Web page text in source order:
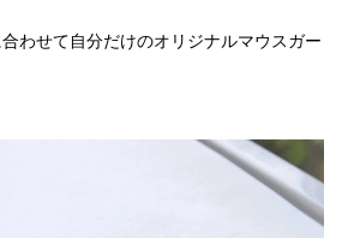
わせて自分だけのオリジナルマウスガー